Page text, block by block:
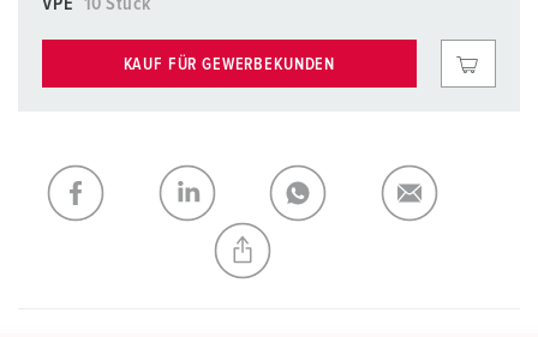
KAUF FÜR GEWERBEKUNDEN